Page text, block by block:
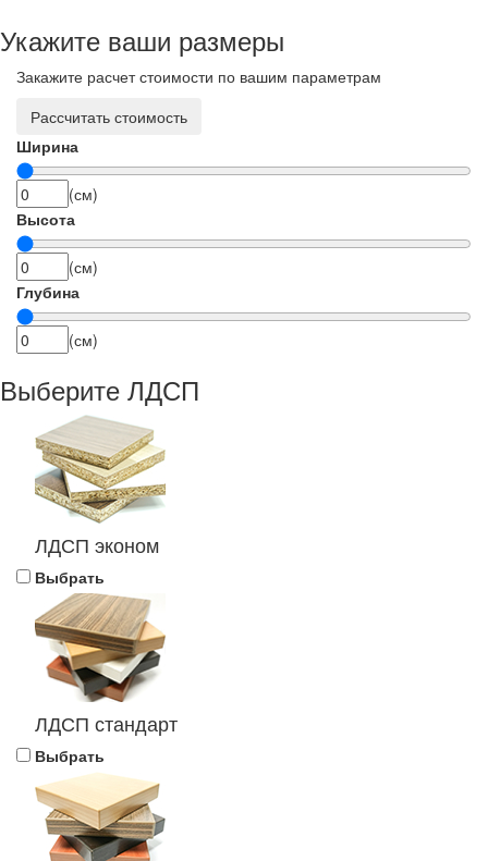
Укажите ваши размеры
Закажите расчет стоимости по вашим параметрам
Рассчитать стоимость
Ширина
(см)
Высота
(см)
Глубина
(см)
Выберите ЛДСП
ЛДСП эконом
Выбрать
ЛДСП стандарт
Выбрать